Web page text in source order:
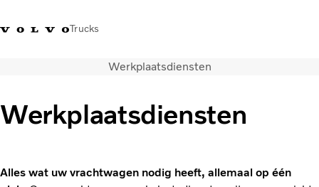
Trucks
Merchandise ShopInloggenFrançais
Transportoplossingen
Over ons
Werkplaatsdiensten
Werkplaatsdiensten
Alles wat uw vrachtwagen nodig heeft, allemaal op één